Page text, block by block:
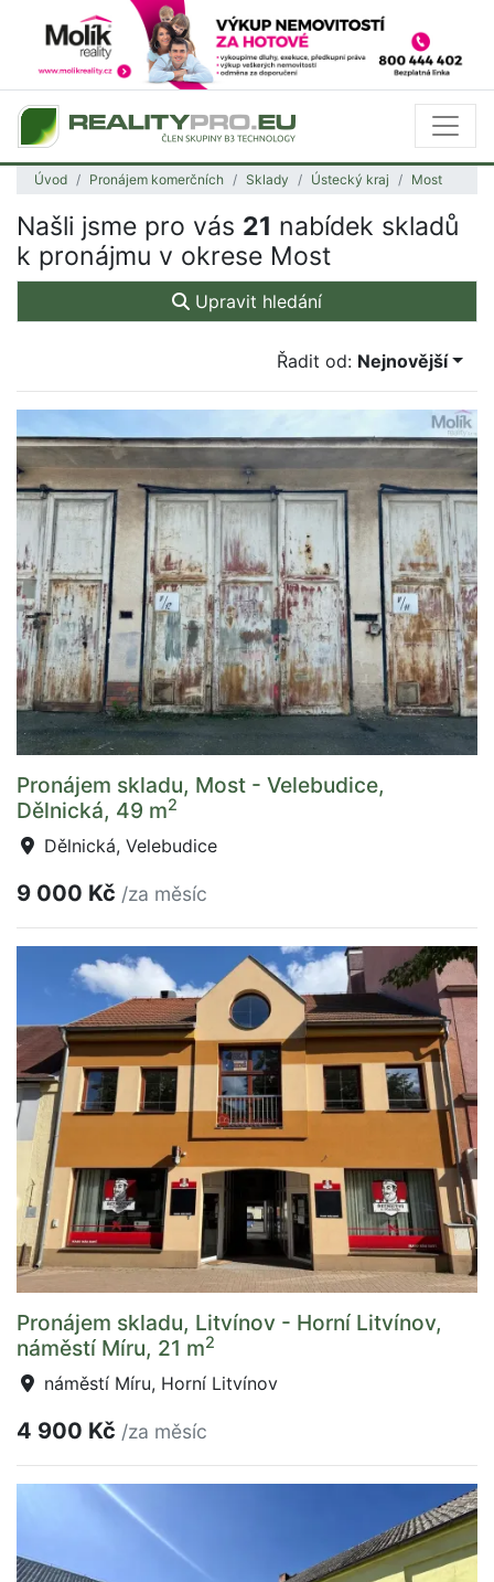
Úvod Pronájem komerčních Sklady Ústecký kraj Most
Našli jsme pro vás 21 nabídek skladů
k pronájmu v okrese Most
Upravit hledání
Řadit od: Nejnovější
Pronájem skladu, Most - Velebudice,
Dělnická, 49 m2
Dělnická, Velebudice
9 000 Kč /za měsíc
Pronájem skladu, Litvínov - Horní Litvínov,
náměstí Míru, 21 m2
náměstí Míru, Horní Litvínov
4 900 Kč /za měsíc